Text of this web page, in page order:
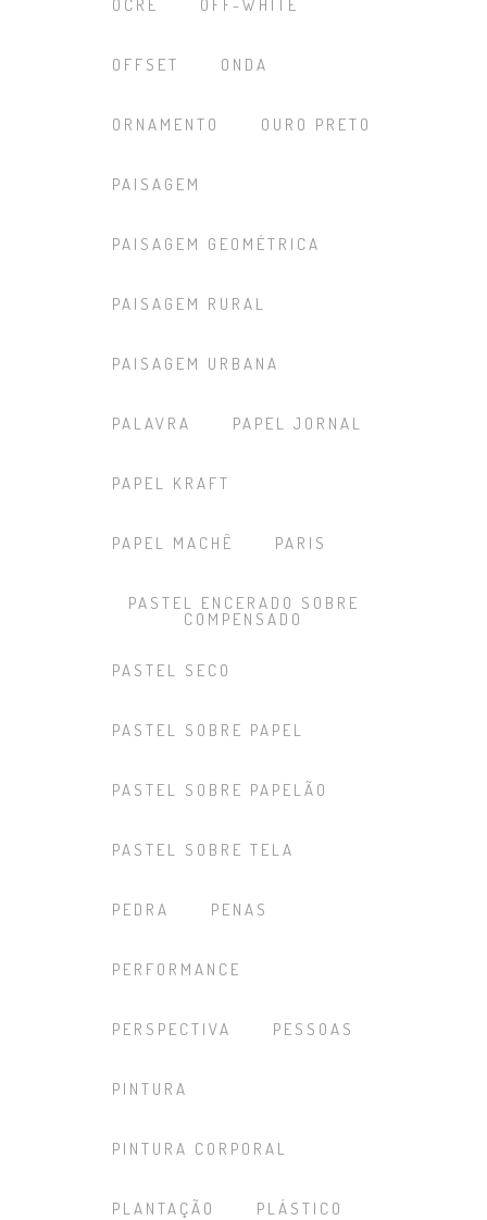
OCRE OFF-WHITE
OFFSET ONDA
ORNAMENTO OURO PRETO
PAISAGEM
PAISAGEM GEOMÉTRICA
PAISAGEM RURAL
PAISAGEM URBANA
PALAVRA PAPEL JORNAL
PAPEL KRAFT
PAPEL MACHÊ PARIS
PASTEL ENCERADO SOBRE
COMPENSADO
PASTEL SECO
PASTEL SOBRE PAPEL
PASTEL SOBRE PAPELÃO
PASTEL SOBRE TELA
PEDRA PENAS
PERFORMANCE
PERSPECTIVA PESSOAS
PINTURA
PINTURA CORPORAL
PLANTAÇÃO PLÁSTICO